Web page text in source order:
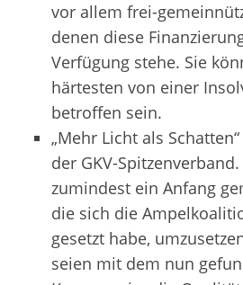
vor allem frei-
denen diese
Verfügung stehe. Sie
härtesten von einer
betroffen sein.
„Mehr Licht als
der GKV-
zumindest ein Anfang
die sich die
gesetzt habe,
seien mit dem nun